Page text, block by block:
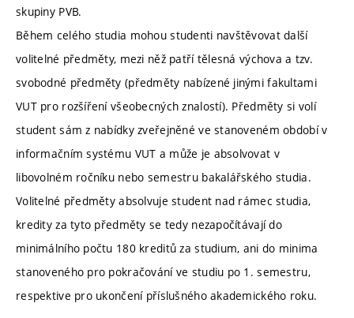
skupiny PVB.
Během celého studia mohou studenti navštěvovat další
volitelné předměty, mezi něž patří tělesná výchova a tzv.
svobodné předměty (předměty nabízené jinými fakultami
VUT pro rozšíření všeobecných znalostí). Předměty si volí
student sám z nabídky zveřejněné ve stanoveném období v
informačním systému VUT a může je absolvovat v
libovolném ročníku nebo semestru bakalářského studia.
Volitelné předměty absolvuje student nad rámec studia,
kredity za tyto předměty se tedy nezapočítávají do
minimálního počtu 180 kreditů za studium, ani do minima
stanoveného pro pokračování ve studiu po 1. semestru,
respektive pro ukončení příslušného akademického roku.